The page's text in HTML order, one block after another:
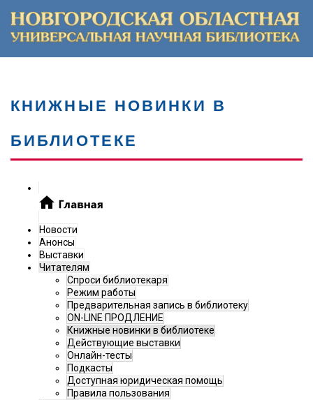
КНИЖНЫЕ НОВИНКИ В
БИБЛИОТЕКЕ
Новости
Анонсы
Выставки
Читателям
Спроси библиотекаря
Режим работы
Предварительная запись в библиотеку
ON-LINE ПРОДЛЕНИЕ
Книжные новинки в библиотеке
Действующие выставки
Онлайн-тесты
Подкасты
Доступная юридическая помощь
Правила пользования